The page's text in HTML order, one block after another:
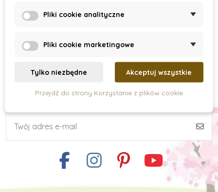
Gry i łamigłówki
Zabawki typu Montessori
Více kategorií
There are no products.
Subskrypcja newslettera
Pliki cookie analityczne
Pliki cookie marketingowe
Tylko niezbędne Akceptuj wszystkie
Przejdź do strony Korzystanie z plików cookie